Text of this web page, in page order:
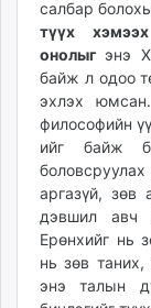
салбар
түүх
онолыг энэ
байж л одоо
эхлэх
философийн
ийг байж
аргазүй, зөв
дэвшил авч
Ерөнхийг нь
нь зөв
энэ талын